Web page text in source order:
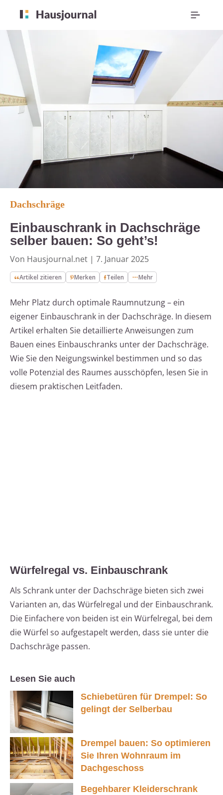
Dachschräge
Einbauschrank in Dachschräge
selber bauen: So geht’s!
Von Hausjournal.net | 7. Januar 2025
Artikel zitieren Merken Teilen Mehr
Mehr Platz durch optimale Raumnutzung – ein
eigener Einbauschrank in der Dachschräge. In diesem
Artikel erhalten Sie detaillierte Anweisungen zum
Bauen eines Einbauschranks unter der Dachschräge.
Wie Sie den Neigungswinkel bestimmen und so das
volle Potenzial des Raumes ausschöpfen, lesen Sie in
diesem praktischen Leitfaden.
Würfelregal vs. Einbauschrank
Als Schrank unter der Dachschräge bieten sich zwei
Varianten an, das Würfelregal und der Einbauschrank.
Die Einfachere von beiden ist ein Würfelregal, bei dem
die Würfel so aufgestapelt werden, dass sie unter die
Dachschräge passen.
Lesen Sie auch
Schiebetüren für Drempel: So
gelingt der Selberbau
Drempel bauen: So optimieren
Sie Ihren Wohnraum im
Dachgeschoss
Begehbarer Kleiderschrank